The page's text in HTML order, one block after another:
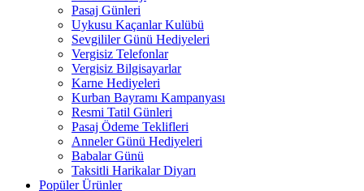
Pasaj Günleri
Uykusu Kaçanlar Kulübü
Sevgililer Günü Hediyeleri
Vergisiz Telefonlar
Vergisiz Bilgisayarlar
Karne Hediyeleri
Kurban Bayramı Kampanyası
Resmi Tatil Günleri
Pasaj Ödeme Teklifleri
Anneler Günü Hediyeleri
Babalar Günü
Taksitli Harikalar Diyarı
Popüler Ürünler